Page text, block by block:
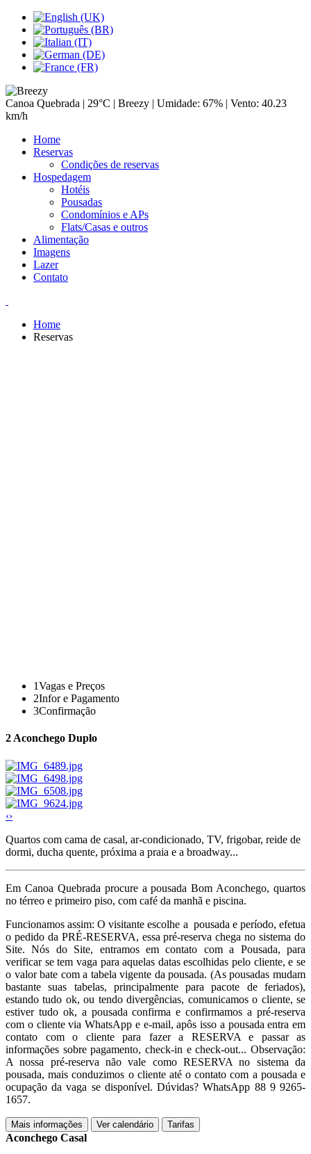
Canoa Quebrada | 29°C | Breezy | Umidade: 67% | Vento: 40.23
km/h
Home
Reservas
Condições de reservas
Hospedagem
Hotéis
Pousadas
Condomínios e APs
Flats/Casas e outros
Alimentação
Imagens
Lazer
Contato
Home
Reservas
1Vagas e Preços
2Infor e Pagamento
3Confirmação
2 Aconchego Duplo
‹›
Quartos com cama de casal, ar-condicionado, TV, frigobar, reide de
dormi, ducha quente, próxima a praia e a broadway...
Em Canoa Quebrada procure a pousada Bom Aconchego, quartos
no térreo e primeiro piso, com café da manhã e piscina.
Funcionamos assim: O visitante escolhe a pousada e período, efetua
o pedido da PRÉ-RESERVA, essa pré-reserva chega no sistema do
Site. Nós do Site, entramos em contato com a Pousada, para
verificar se tem vaga para aquelas datas escolhidas pelo cliente, e se
o valor bate com a tabela vigente da pousada. (As pousadas mudam
bastante suas tabelas, principalmente para pacote de feriados),
estando tudo ok, ou tendo divergências, comunicamos o cliente, se
estiver tudo ok, a pousada confirma e confirmamos a pré-reserva
com o cliente via WhatsApp e e-mail, apôs isso a pousada entra em
contato com o cliente para fazer a RESERVA e passar as
informações sobre pagamento, check-in e check-out... Observação:
A nossa pré-reserva não vale como RESERVA no sistema da
pousada, mais conduzimos o cliente até o contato com a pousada e
ocupação da vaga se disponível. Dúvidas? WhatsApp 88 9 9265-
1657.
Mais informações Ver calendário Tarifas
Aconchego Casal